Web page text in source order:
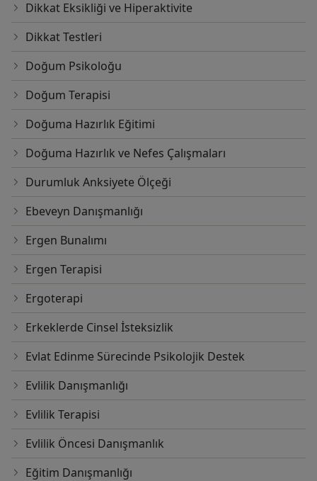
Dikkat Eksikliği ve Hiperaktivite
Dikkat Testleri
Doğum Psikoloğu
Doğum Terapisi
Doğuma Hazırlık Eğitimi
Doğuma Hazırlık ve Nefes Çalışmaları
Durumluk Anksiyete Ölçeği
Ebeveyn Danışmanlığı
Ergen Bunalımı
Ergen Terapisi
Ergoterapi
Erkeklerde Cinsel İsteksizlik
Evlat Edinme Sürecinde Psikolojik Destek
Evlilik Danışmanlığı
Evlilik Terapisi
Evlilik Öncesi Danışmanlık
Eğitim Danışmanlığı